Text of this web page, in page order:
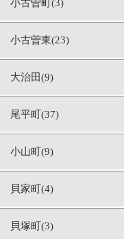
小古曽町(3)
小古曽東(23)
大治田(9)
尾平町(37)
小山町(9)
貝家町(4)
貝塚町(3)